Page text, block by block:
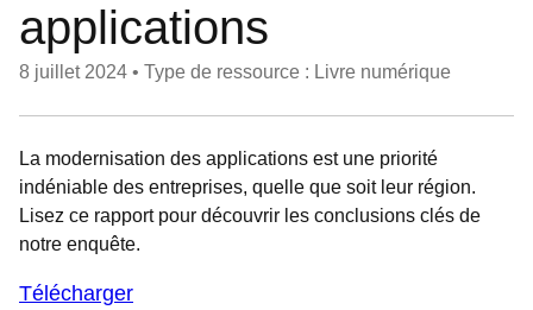
applications
8 juillet 2024 • Type de ressource : Livre numérique
La modernisation des applications est une priorité
indéniable des entreprises, quelle que soit leur région.
Lisez ce rapport pour découvrir les conclusions clés de
notre enquête.
Télécharger